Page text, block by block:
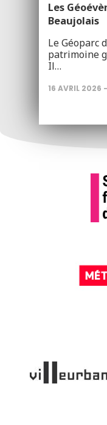
Les
Beaujolais
Le Géoparc
patrimoine
Il…
16 AVRIL 2026